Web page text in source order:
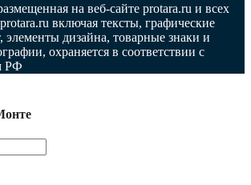
на веб-сайте protara.ru и всех
включая тексты, графические
дизайна, товарные знаки и
охраняется в соответствии с
РФ